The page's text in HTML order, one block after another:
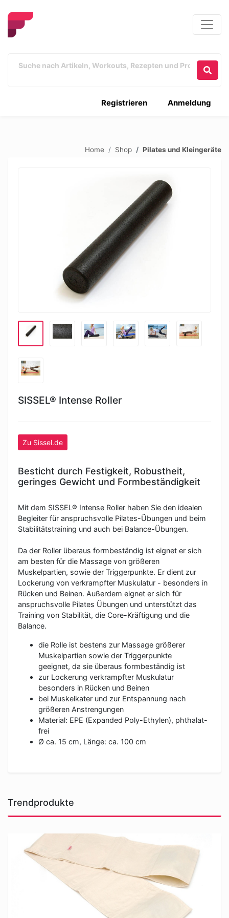
Anmeldung
Registrieren
Home Shop Pilates und Kleingeräte
SISSEL® Intense Roller
Zu Sissel.de
Besticht durch Festigkeit, Robustheit,
geringes Gewicht und Formbeständigkeit
Mit dem SISSEL® Intense Roller haben Sie den idealen
Begleiter für anspruchsvolle Pilates-Übungen und beim
Stabilitätstraining und auch bei Balance-Übungen.
Da der Roller überaus formbeständig ist eignet er sich
am besten für die Massage von größeren
Muskelpartien, sowie der Triggerpunkte. Er dient zur
Lockerung von verkrampfter Muskulatur - besonders in
Rücken und Beinen. Außerdem eignet er sich für
anspruchsvolle Pilates Übungen und unterstützt das
Training von Stabilität, die Core-Kräftigung und die
Balance.
die Rolle ist bestens zur Massage größerer
Muskelpartien sowie der Triggerpunkte
geeignet, da sie überaus formbeständig ist
zur Lockerung verkrampfter Muskulatur
besonders in Rücken und Beinen
bei Muskelkater und zur Entspannung nach
größeren Anstrengungen
Material: EPE (Expanded Poly-Ethylen), phthalat-
frei
Ø ca. 15 cm, Länge: ca. 100 cm
Trendprodukte